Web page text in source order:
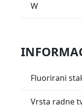
W
Fluorirani
Vrsta radne